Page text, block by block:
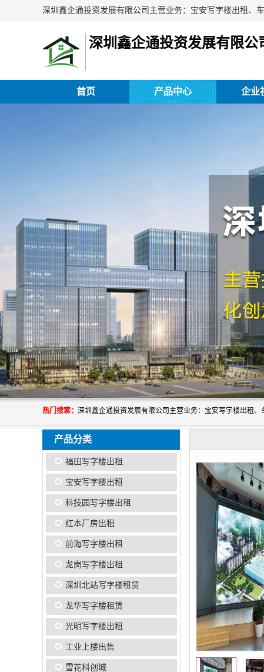
深圳鑫企通投资发展有限公
首页 产品中心 企业
热门搜索：
产品分类
福田写字楼出租
宝安写字楼出租
科技园写字楼出租
红本厂房出租
前海写字楼出租
龙岗写字楼出租
深圳北站写字楼租赁
龙华写字楼租赁
光明写字楼出租
工业上楼出售
雪花科创城